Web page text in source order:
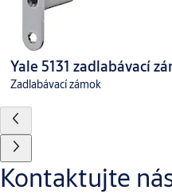
Yale 5131 zadlabávací
Zadlabávací zámok
Kontaktujte